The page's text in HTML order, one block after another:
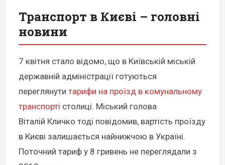
Транспорт в Києві – головні
новини
7 квітня стало відомо, що в Київській міській
державній адміністрації готуються
переглянути тарифи на проїзд в комунальному
транспорті столиці. Міський голова
Віталій Кличко тоді повідомив, вартість проїзду
в Києві залишається найнижчою в Україні.
Поточний тариф у 8 гривень не переглядали з